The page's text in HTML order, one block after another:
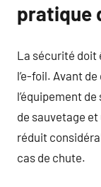
pratique
La sécurité doit
l’e-foil. Avant
l’équipement
de sauvetage
réduit
cas de chute.